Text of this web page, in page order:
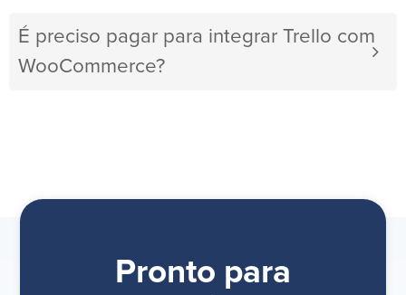
É preciso pagar para integrar Trello com
WooCommerce?
Pronto para